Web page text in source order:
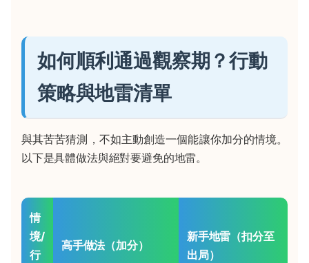
如何順利通過觀察期？行動
策略與地雷清單
與其苦苦猜測，不如主動創造一個能讓你加分的情境。
以下是具體做法與絕對要避免的地雷。
情
境/
行
高手做法（加分）
新手地雷（扣分至
出局）